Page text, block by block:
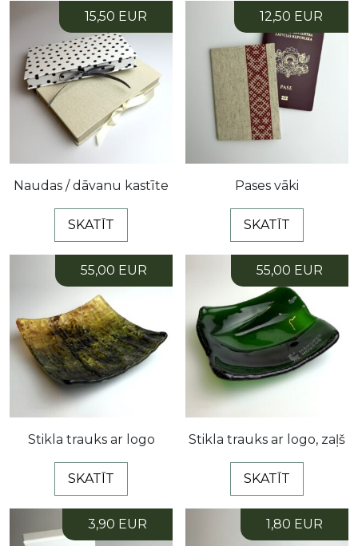
15,50 EUR
Naudas / dāvanu kastīte
SKATĪT
12,50 EUR
Pases vāki
SKATĪT
55,00 EUR
Stikla trauks ar logo
SKATĪT
55,00 EUR
Stikla trauks ar logo, zaļš
SKATĪT
3,90 EUR 1,80 EUR